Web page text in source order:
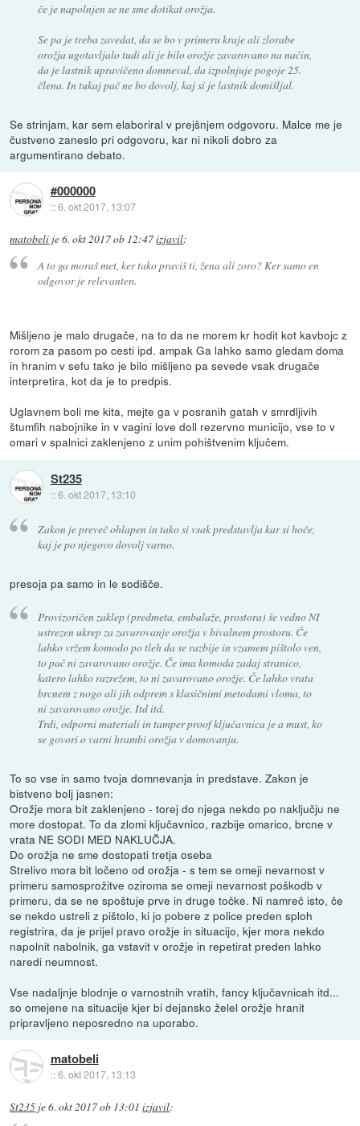
če je napolnjen se ne sme dotikat orožja.
Se pa je treba zavedat, da se bo v primeru kraje ali zlorabe
orožja ugotavljalo tudi ali je bilo orožje zavarovano na način,
da je lastnik upravičeno domneval, da izpolnjuje pogoje 25.
člena. In tukaj pač ne bo dovolj, kaj si je lastnik domišljal.
Se strinjam, kar sem elaboriral v prejšnjem odgovoru. Malce me je
čustveno zaneslo pri odgovoru, kar ni nikoli dobro za
argumentirano debato.
#000000
::6. okt 2017, 13:07
matobeli je6. okt 2017 ob 12:47izjavil:
A to gamorašmet, ker tako praviš ti, žena ali zoro? Ker samo en
odgovor je relevanten.
Mišljeno je malo drugače, na to da ne morem kr hodit kot kavbojc z
rorom za pasom po cesti ipd. ampak Ga lahko samo gledam doma
in hranim v sefu tako je bilo mišljeno pa sevede vsak drugače
interpretira, kot da je to predpis.
Uglavnem boli me kita, mejte ga v posranih gatah v smrdljivih
štumfih nabojnike in v vagini love doll rezervno municijo, vse to v
omari v spalnici zaklenjeno z unim pohištvenim ključem.
St235
::6. okt 2017, 13:10
Zakon je preveč ohlapen in tako si vsak predstavlja kar si hoče,
kaj je po njegovo dovolj varno.
presoja pa samo in le sodišče.
Provizoričen zaklep (predmeta, embalaže, prostora) še vedno NI
ustrezen ukrep za zavarovanje orožja v bivalnem prostoru. Če
lahko vržem komodo po tleh da se razbije in vzamem pištolo ven,
to pač ni zavarovano orožje. Če ima komoda zadaj stranico,
katero lahko razrežem, to ni zavarovano orožje. Če lahko vrata
brcnem z nogo ali jih odprem s klasičnimi metodami vloma, to
ni zavarovano orožje. Itd itd.
Trdi, odporni materiali in tamper proof ključavnica je a must, ko
se govori o varni hrambi orožja v domovanju.
To so vse in samo tvoja domnevanja in predstave. Zakon je
bistveno bolj jasnen:
Orožje mora bit zaklenjeno - torej do njega nekdo po naključju ne
more dostopat. To da zlomi ključavnico, razbije omarico, brcne v
vrata NE SODI MED NAKLUČJA.
Do orožja ne sme dostopati tretja oseba
Strelivo mora bit ločeno od orožja - s tem se omeji nevarnost v
primeru samosprožitve oziroma se omeji nevarnost poškodb v
primeru, da se ne spoštuje prve in druge točke. Ni namreč isto, če
se nekdo ustreli z pištolo, ki jo pobere z police preden sploh
registrira, da je prijel pravo orožje in situacijo, kjer mora nekdo
napolnit nabolnik, ga vstavit v orožje in repetirat preden lahko
naredi neumnost.
Vse nadaljnje blodnje o varnostnih vratih, fancy ključavnicah itd...
so omejene na situacije kjer bi dejansko želel orožje hranit
pripravljeno neposredno na uporabo.
matobeli
::6. okt 2017, 13:13
St235 je6. okt 2017 ob 13:01 izjavil: